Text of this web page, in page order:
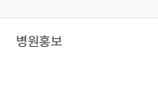
병원홍보